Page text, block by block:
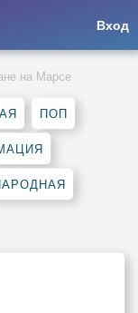
Вход
на Марсе
ПОП